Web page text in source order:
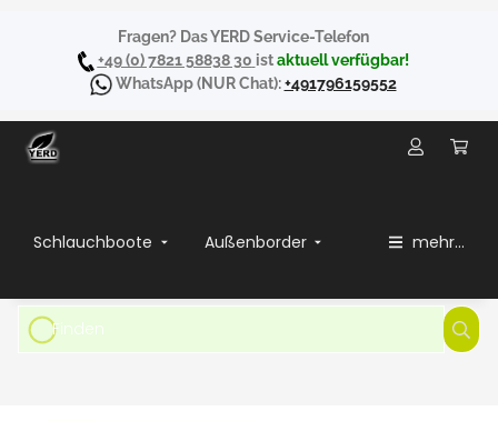
Fragen? Das YERD Service-Telefon
+49 (0) 7821 58838 30 istaktuell verfügbar!
WhatsApp(NUR Chat):+491796159552
Schlauchboote Außenborder mehr...